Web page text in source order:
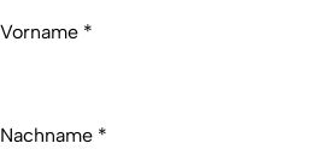
Vorname *
Nachname *